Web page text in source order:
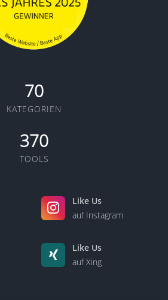
70
KATEGORIEN
370
TOOLS
Like Us
auf Instagram
Like Us
auf Xing